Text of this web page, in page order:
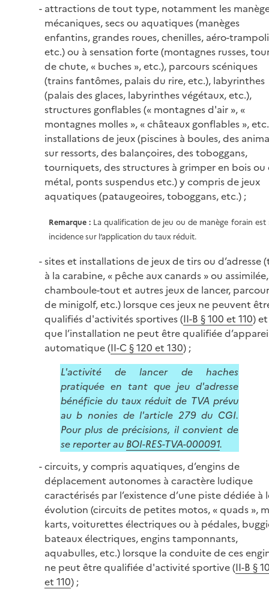
attractions de tout type, notamment les
mécaniques, secs ou aquatiques (manèges
enfantins, grandes roues, chenilles, aéro-
etc.) ou à sensation forte (montagnes russes,
de chute, « buches », etc.), parcours scéniques
(trains fantômes, palais du rire, etc.), labyrinthes
(palais des glaces, labyrinthes végétaux, etc.),
structures gonflables (« montagnes d'air », «
montagnes molles », « châteaux gonflables »,
installations de jeux (piscines à boules, des
sur ressorts, des balançoires, des toboggans,
tourniquets, des structures à grimper en bois ou
métal, ponts suspendus etc.) y compris de jeux
aquatiques (pataugeoires, toboggans, etc.) ;
Remarque :La qualification de jeu ou de manège forain est
incidence sur l’application du taux réduit.
sites et installations de jeux de tirs ou d’adresse
à la carabine, « pêche aux canards » ou assimilée,
chamboule-tout et autres jeux de lancer,
de minigolf, etc.) lorsque ces jeux ne peuvent
qualifiés d'activités sportives (II-B § 100 et 110) et
que l’installation ne peut être qualifiée
automatique (II-C § 120 et 130) ;
L'activité de lancer de haches
pratiquée en tant que jeu d'adresse
bénéficie du taux réduit de TVA prévu
au b nonies de l'article 279 du CGI.
Pour plus de précisions, il convient de
se reporter au BOI-RES-TVA-000091.
circuits, y compris aquatiques, d’engins de
déplacement autonomes à caractère ludique
caractérisés par l’existence d’une piste dédiée à
évolution (circuits de petites motos, « quads »,
karts, voiturettes électriques ou à pédales,
bateaux électriques, engins tamponnants,
aquabulles, etc.) lorsque la conduite de ces
ne peut être qualifiée d'activité sportive (II-B §
et 110) ;